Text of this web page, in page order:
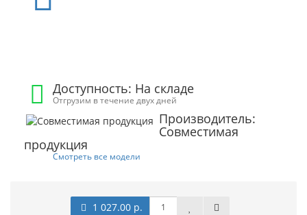
Доступность: На складе
Отгрузим в течение двух дней
Производитель:
Совместимая
продукция
Смотреть все модели
1 027.00 р.